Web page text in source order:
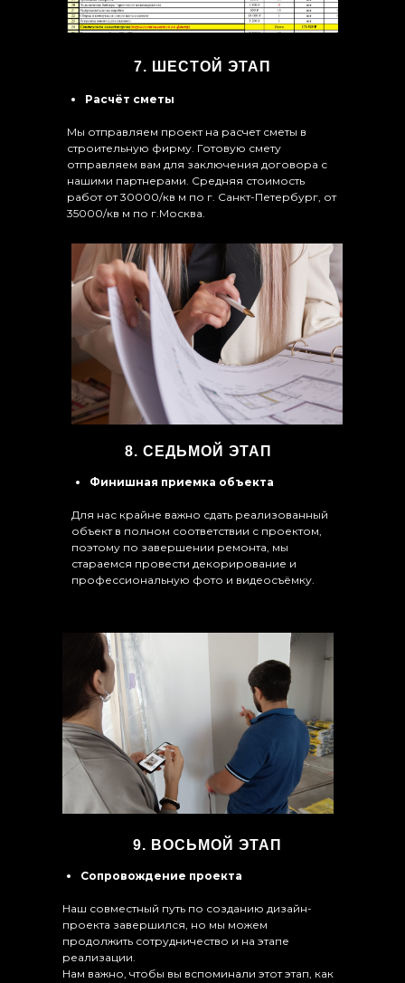
7. ШЕСТОЙ ЭТАП
Расчёт сметы
Мы отправляем проект на расчет сметы в
строительную фирму. Готовую смету
отправляем вам для заключения договора с
нашими партнерами. Средняя стоимость
работ от 30000/кв м по г. Санкт-Петербург, от
35000/кв м по г.Москва.
8. СЕДЬМОЙ ЭТАП
Сопровождение проекта
Наш совместный путь по созданию дизайн-
проекта завершился, но мы можем
продолжить сотрудничество и на этапе
реализации.
Нам важно, чтобы вы вспоминали этот этап, как
9. ВОСЬМОЙ ЭТАП
Финишная приемка объекта
Для нас крайне важно сдать реализованный
объект в полном соответствии с проектом,
поэтому по завершении ремонта, мы
стараемся провести декорирование и
профессиональную фото и видеосъёмку.